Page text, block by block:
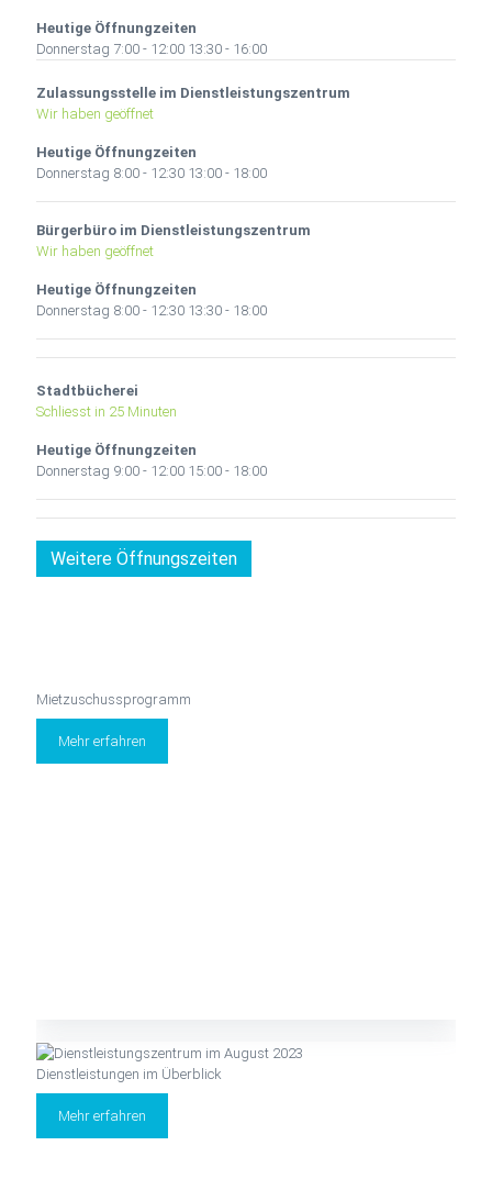
Heutige Öffnungzeiten
Donnerstag 7:00 - 12:00 13:30 - 16:00
Zulassungsstelle im Dienstleistungszentrum
Wir haben geöffnet
Heutige Öffnungzeiten
Donnerstag 8:00 - 12:30 13:00 - 18:00
Bürgerbüro im Dienstleistungszentrum
Wir haben geöffnet
Heutige Öffnungzeiten
Donnerstag 8:00 - 12:30 13:30 - 18:00
Stadtbücherei
Schliesst in 25 Minuten
Heutige Öffnungzeiten
Donnerstag 9:00 - 12:00 15:00 - 18:00
Weitere Öffnungszeiten
Mietzuschussprogramm
Mehr erfahren
Dienstleistungen im Überblick
Mehr erfahren